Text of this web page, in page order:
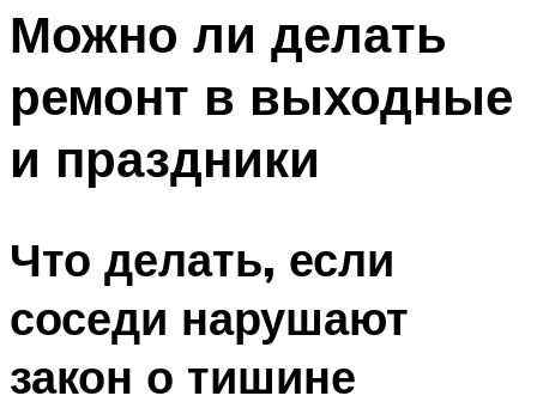
Можно ли делать
ремонт в выходные
и праздники
Что делать, если
соседи нарушают
закон о тишине